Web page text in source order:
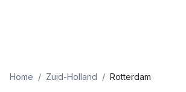
Home / Zuid-Holland / Rotterdam